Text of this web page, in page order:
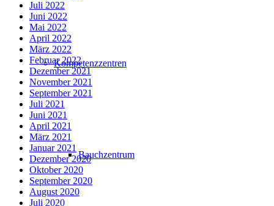
Kompetenzzentren
Bauchzentrum
Juli 2022
Juni 2022
Mai 2022
April 2022
März 2022
Februar 2022
Dezember 2021
November 2021
September 2021
Juli 2021
Juni 2021
April 2021
März 2021
Januar 2021
Dezember 2020
Oktober 2020
September 2020
August 2020
Juli 2020